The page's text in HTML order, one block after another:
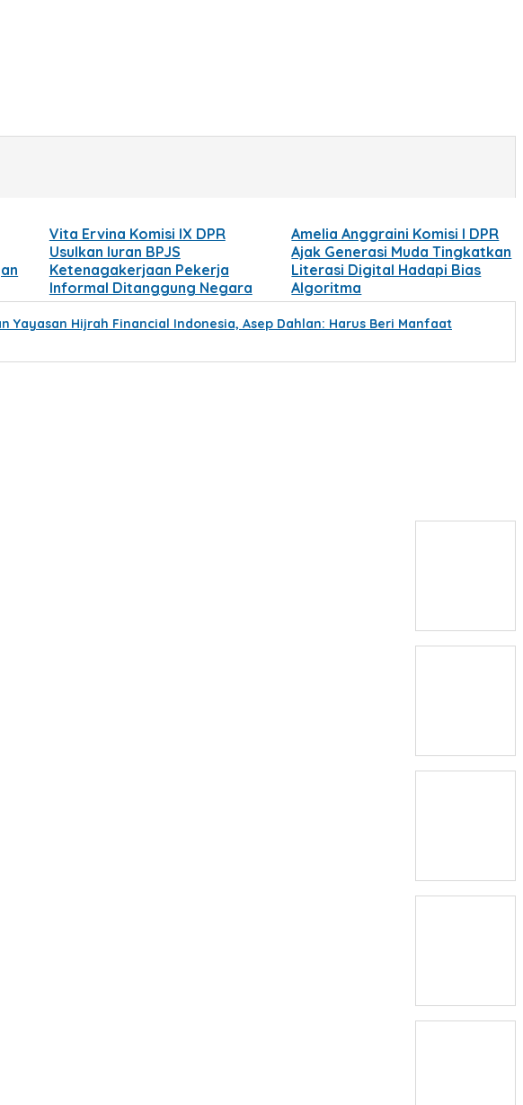
Vita Ervina Komisi IX DPR
Usulkan Iuran BPJS
Ketenagakerjaan Pekerja
Informal Ditanggung Negara
Amelia Anggraini Komisi I DPR
Ajak Generasi Muda Tingkatkan
Literasi Digital Hadapi Bias
Algoritma
Yayasan Hijrah Financial Indonesia, Asep Dahlan: Harus Beri Manfaat